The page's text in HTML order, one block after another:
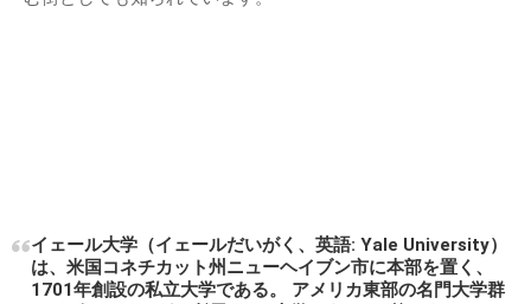
イェール大学（イェールだいがく、英語: Yale University）
は、米国コネチカット州ニューヘイブン市に本部を置く、
1701年創設の私立大学である。 アメリカ東部の名門大学群